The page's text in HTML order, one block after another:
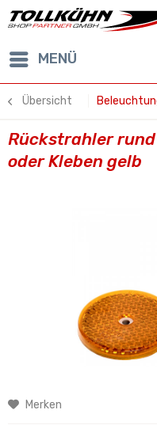
MENÜ
Übersicht
Rückstrahler
oder Kleben gelb
Merken